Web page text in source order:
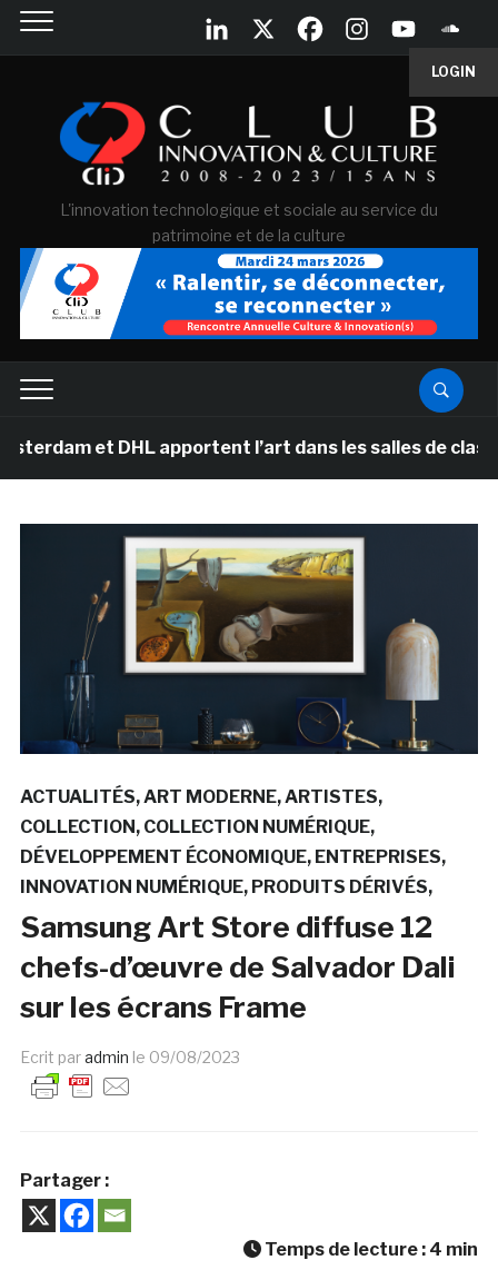
LOGIN
L'innovation technologique et sociale au service du
patrimoine et de la culture
et DHL apportent l’art dans les salles de classe des
ACTUALITÉS ART MODERNE ARTISTES
COLLECTION COLLECTION NUMÉRIQUE
DÉVELOPPEMENT ÉCONOMIQUE ENTREPRISES
INNOVATION NUMÉRIQUE PRODUITS DÉRIVÉS
Samsung Art Store diffuse 12
chefs-d’œuvre de Salvador Dali
sur les écrans Frame
Ecrit paradmin le 09/08/2023
Partager :
Temps de lecture : 4 min